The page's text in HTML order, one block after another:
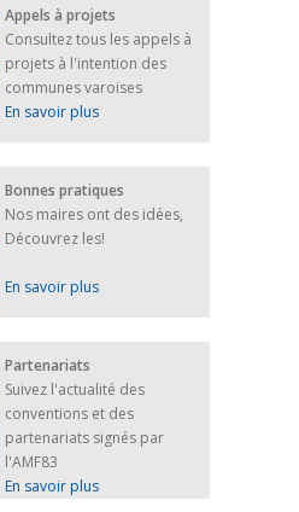
au mieux les réfugiés
France,...
Appels à projets
Consultez tous les appels à
projets à l'intention des
communes varoises
En savoir plus
Bonnes pratiques
Nos maires ont des idées,
Découvrez les!
En savoir plus
Partenariats
Suivez l'actualité des
conventions et des
partenariats signés par
l'AMF83
En savoir plus